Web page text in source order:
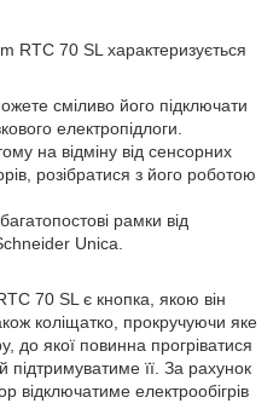
RTC 70 SL характеризується
сміливо його підключати
електропідлоги.
на відміну від сенсорних
розібратися з його роботою
рамки від
Unica.
70 SL є кнопка, якою він
коліщатко, прокручуючи яке
до якої повинна прогріватися
підтримуватиме її. За рахунок
відключатиме електрообігрів